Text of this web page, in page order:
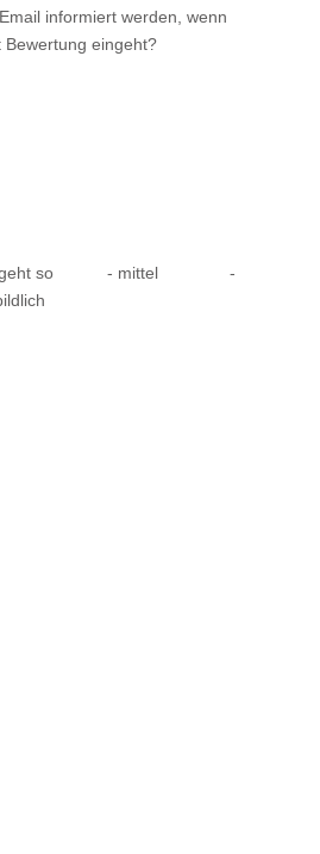
informiert werden, wenn
eingeht?
so - mittel
-